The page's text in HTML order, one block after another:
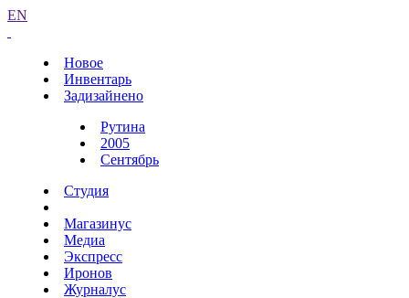
EN
Новое
Инвентарь
Задизайнено
Рутина
2005
Сентябрь
Студия
Магазинус
Медиа
Экспресс
Иронов
Журналус